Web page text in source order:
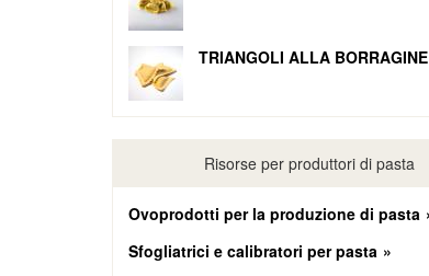
TRIANGOLI ALLA BORRAGINE
Risorse per produttori di pasta
Ovoprodotti per la produzione di pasta
Sfogliatrici e calibratori per pasta